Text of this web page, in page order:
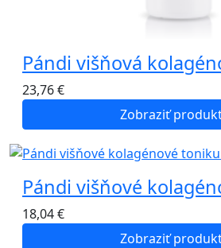
Pándi višňová
23,76€
Zobraziť
Pándi višňové
18,04€
Zobraziť